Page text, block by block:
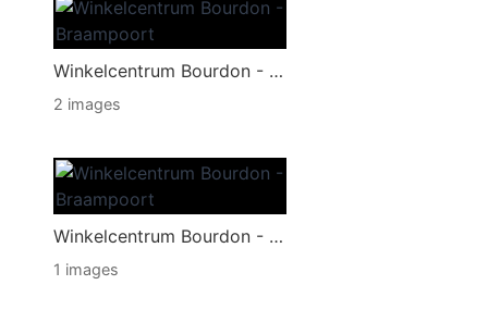
Winkelcentrum Bourdon - Braampoort
2 images
Winkelcentrum Bourdon - Braampoort
1 images